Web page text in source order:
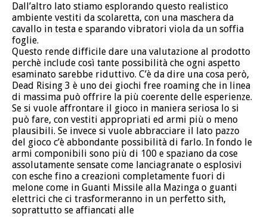
Dall’altro lato stiamo esplorando questo realistico
ambiente vestiti da scolaretta, con una maschera da
cavallo in testa e sparando vibratori viola da un soffia
foglie.
Questo rende difficile dare una valutazione al prodotto
perchè include così tante possibilità che ogni aspetto
esaminato sarebbe riduttivo. C’è da dire una cosa però,
Dead Rising 3 è uno dei giochi free roaming che in linea
di massima può offrire la più coerente delle esperienze.
Se si vuole affrontare il gioco in maniera seriosa lo si
può fare, con vestiti appropriati ed armi più o meno
plausibili. Se invece si vuole abbracciare il lato pazzo
del gioco c’è abbondante possibilità di farlo. In fondo le
armi componibili sono più di 100 e spaziano da cose
assolutamente sensate come lanciagranate o esplosivi
con esche fino a creazioni completamente fuori di
melone come in Guanti Missile alla Mazinga o guanti
elettrici che ci trasformeranno in un perfetto sith,
soprattutto se affiancati alle